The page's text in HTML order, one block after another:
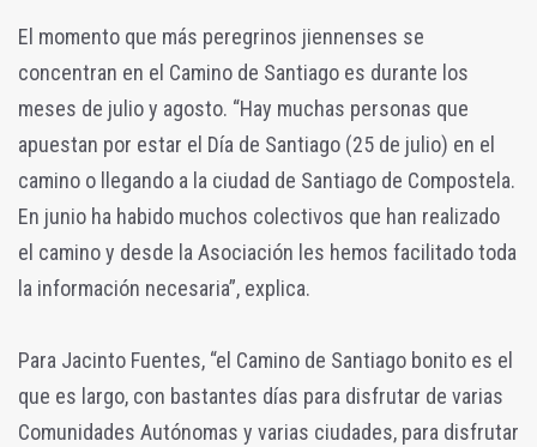
El momento que más peregrinos jiennenses se
concentran en el Camino de Santiago es durante los
meses de julio y agosto. “Hay muchas personas que
apuestan por estar el Día de Santiago (25 de julio) en el
camino o llegando a la ciudad de Santiago de Compostela.
En junio ha habido muchos colectivos que han realizado
el camino y desde la Asociación les hemos facilitado toda
la información necesaria”, explica.
Para Jacinto Fuentes, “el Camino de Santiago bonito es el
que es largo, con bastantes días para disfrutar de varias
Comunidades Autónomas y varias ciudades, para disfrutar